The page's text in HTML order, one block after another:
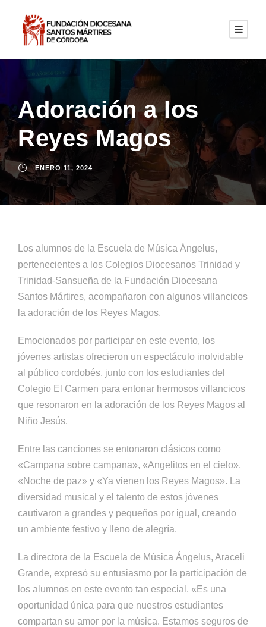
Adoración a los
Reyes Magos
ENERO 11, 2024
Los alumnos de la Escuela de Música Ángelus,
pertenecientes a los Colegios Diocesanos Trinidad y
Trinidad-Sansueña de la Fundación Diocesana
Santos Mártires, acompañaron con algunos villancicos
la adoración de los Reyes Magos.
Emocionados por participar en este evento, los
jóvenes artistas ofrecieron un espectáculo inolvidable
al público cordobés, junto con los estudiantes del
Colegio El Carmen para entonar hermosos villancicos
que resonaron en la adoración de los Reyes Magos al
Niño Jesús.
Entre las canciones se entonaron clásicos como
«Campana sobre campana», «Angelitos en el cielo»,
«Noche de paz» y «Ya vienen los Reyes Magos». La
diversidad musical y el talento de estos jóvenes
cautivaron a grandes y pequeños por igual, creando
un ambiente festivo y lleno de alegría.
La directora de la Escuela de Música Ángelus, Araceli
Grande, expresó su entusiasmo por la participación de
los alumnos en este evento tan especial. «Es una
oportunidad única para que nuestros estudiantes
compartan su amor por la música. Estamos seguros de